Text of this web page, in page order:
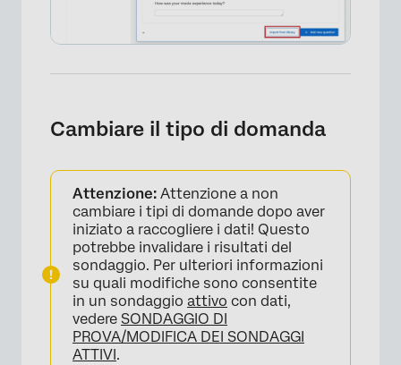
Cambiare il tipo di domanda
Attenzione: Attenzione a non
cambiare i tipi di domande dopo aver
iniziato a raccogliere i dati! Questo
potrebbe invalidare i risultati del
sondaggio. Per ulteriori informazioni
su quali modifiche sono consentite
in un sondaggio attivo con dati,
vedere SONDAGGIO DI
PROVA/MODIFICA DEI SONDAGGI
ATTIVI .